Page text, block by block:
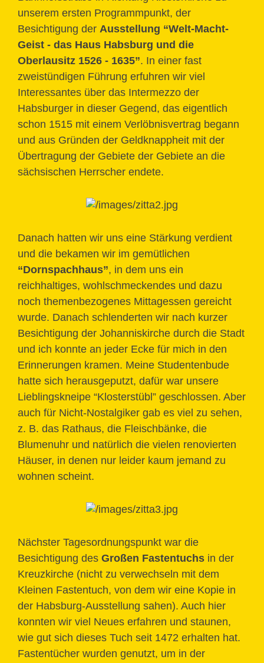
unserem ersten Programmpunkt, der
Besichtigung der Ausstellung “Welt-Macht-
Geist - das Haus Habsburg und die
Oberlausitz 1526 - 1635”. In einer fast
zweistündigen Führung erfuhren wir viel
Interessantes über das Intermezzo der
Habsburger in dieser Gegend, das eigentlich
schon 1515 mit einem Verlöbnisvertrag begann
und aus Gründen der Geldknappheit mit der
Übertragung der Gebiete der Gebiete an die
sächsischen Herrscher endete.
Danach hatten wir uns eine Stärkung verdient
und die bekamen wir im gemütlichen
“Dornspachhaus”, in dem uns ein
reichhaltiges, wohlschmeckendes und dazu
noch themenbezogenes Mittagessen gereicht
wurde. Danach schlenderten wir nach kurzer
Besichtigung der Johanniskirche durch die Stadt
und ich konnte an jeder Ecke für mich in den
Erinnerungen kramen. Meine Studentenbude
hatte sich herausgeputzt, dafür war unsere
Lieblingskneipe “Klosterstübl” geschlossen. Aber
auch für Nicht-Nostalgiker gab es viel zu sehen,
z. B. das Rathaus, die Fleischbänke, die
Blumenuhr und natürlich die vielen renovierten
Häuser, in denen nur leider kaum jemand zu
wohnen scheint.
Nächster Tagesordnungspunkt war die
Besichtigung des Großen Fastentuchs in der
Kreuzkirche (nicht zu verwechseln mit dem
Kleinen Fastentuch, von dem wir eine Kopie in
der Habsburg-Ausstellung sahen). Auch hier
konnten wir viel Neues erfahren und staunen,
wie gut sich dieses Tuch seit 1472 erhalten hat.
Fastentücher wurden genutzt, um in der